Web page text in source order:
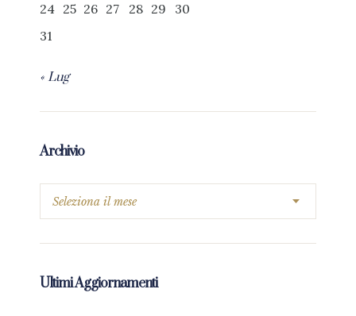
24 25 26 27 28 29
30
31
« Lug
Archivio
Ultimi Aggiornamenti